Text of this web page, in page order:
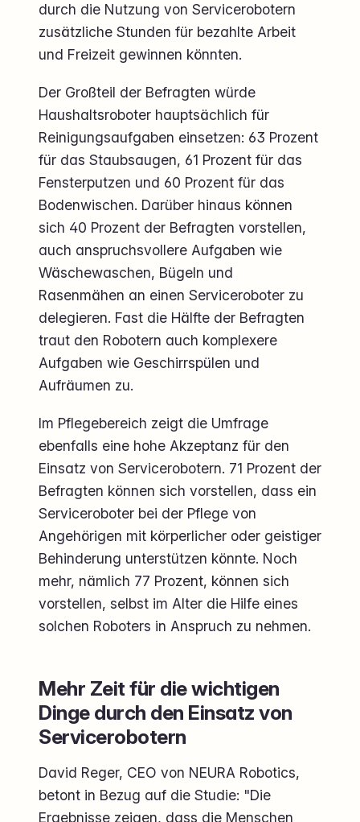
durch die Nutzung von Servicerobotern
zusätzliche Stunden für bezahlte Arbeit
und Freizeit gewinnen könnten.
Der Großteil der Befragten würde
Haushaltsroboter hauptsächlich für
Reinigungsaufgaben einsetzen: 63 Prozent
für das Staubsaugen, 61 Prozent für das
Fensterputzen und 60 Prozent für das
Bodenwischen. Darüber hinaus können
sich 40 Prozent der Befragten vorstellen,
auch anspruchsvollere Aufgaben wie
Wäschewaschen, Bügeln und
Rasenmähen an einen Serviceroboter zu
delegieren. Fast die Hälfte der Befragten
traut den Robotern auch komplexere
Aufgaben wie Geschirrspülen und
Aufräumen zu.
Im Pflegebereich zeigt die Umfrage
ebenfalls eine hohe Akzeptanz für den
Einsatz von Servicerobotern. 71 Prozent der
Befragten können sich vorstellen, dass ein
Serviceroboter bei der Pflege von
Angehörigen mit körperlicher oder geistiger
Behinderung unterstützen könnte. Noch
mehr, nämlich 77 Prozent, können sich
vorstellen, selbst im Alter die Hilfe eines
solchen Roboters in Anspruch zu nehmen.
Mehr Zeit für die wichtigen
Dinge durch den Einsatz von
Servicerobotern
David Reger, CEO von NEURA Robotics,
betont in Bezug auf die Studie: "Die
Ergebnisse zeigen, dass die Menschen